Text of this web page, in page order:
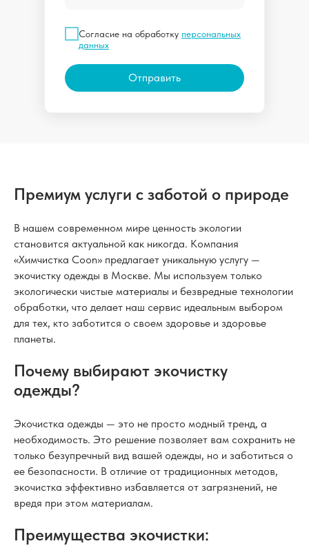
Согласие на обработку персональных
данных
Отправить
Премиум услуги с заботой о природе
В нашем современном мире ценность экологии
становится актуальной как никогда. Компания
«Химчистка Coon» предлагает уникальную услугу —
экочистку одежды в Москве. Мы используем только
экологически чистые материалы и безвредные технологии
обработки, что делает наш сервис идеальным выбором
для тех, кто заботится о своем здоровье и здоровье
планеты.
Почему выбирают экочистку
одежды?
Экочистка одежды — это не просто модный тренд, а
необходимость. Это решение позволяет вам сохранить не
только безупречный вид вашей одежды, но и заботиться о
ее безопасности. В отличие от традиционных методов,
экочистка эффективно избавляется от загрязнений, не
вредя при этом материалам.
Преимущества экочистки: